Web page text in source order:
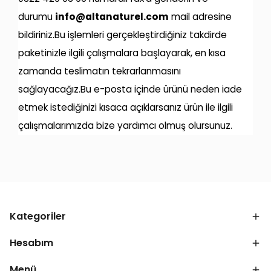
durumu info@altanaturel.com mail adresine
bildiriniz.Bu işlemleri gerçekleştirdiğiniz takdirde
paketinizle ilgili çalışmalara başlayarak, en kısa
zamanda teslimatın tekrarlanmasını
sağlayacağız.Bu e-posta içinde ürünü neden iade
etmek istediğinizi kısaca açıklarsanız ürün ile ilgili
çalışmalarımızda bize yardımcı olmuş olursunuz.
Kategoriler
Hesabım